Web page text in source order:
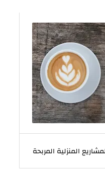
المنزلية المربحة